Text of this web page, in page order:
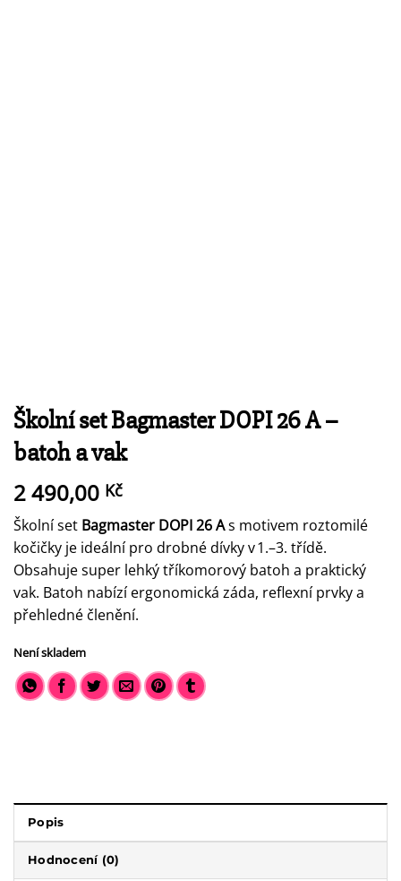
Školní set Bagmaster DOPI 26 A –
batoh a vak
2 490,00 Kč
Školní set Bagmaster DOPI 26 As motivem roztomilé
kočičky je ideální pro drobné dívky v 1.–3. třídě.
Obsahuje super lehký tříkomorový batoh a praktický
vak. Batoh nabízí ergonomická záda, reflexní prvky a
přehledné členění.
Není skladem
Popis
Hodnocení (0)